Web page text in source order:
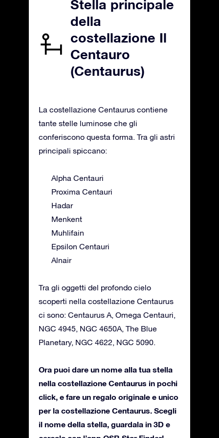
Stella principale
della
costellazione Il
Centauro
(Centaurus)
La costellazione Centaurus contiene
tante stelle luminose che gli
conferiscono questa forma. Tra gli astri
principali spiccano:
Alpha Centauri
Proxima Centauri
Hadar
Menkent
Muhlifain
Epsilon Centauri
Alnair
Tra gli oggetti del profondo cielo
scoperti nella costellazione Centaurus
ci sono: Centaurus A, Omega Centauri,
NGC 4945, NGC 4650A, The Blue
Planetary, NGC 4622, NGC 5090.
Ora puoi dare un nome alla tua stella
nella costellazione Centaurus in pochi
click, e fare un regalo originale e unico
per la costellazione Centaurus. Scegli
il nome della stella, guardala in 3D e